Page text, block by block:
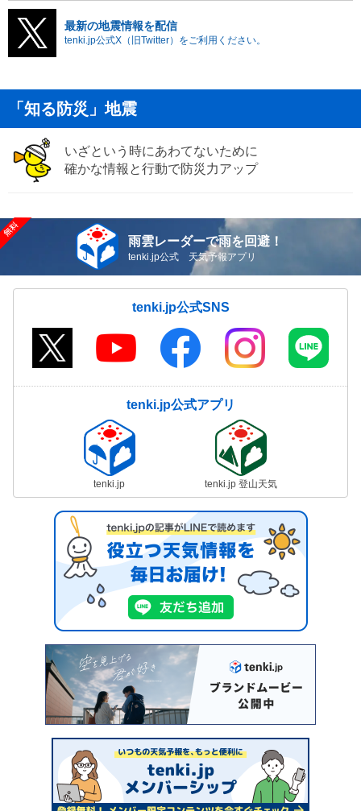
最新の地震情報を配信
tenki.jp公式X（旧Twitter）をご利用ください。
「知る防災」地震
いざという時にあわてないために
確かな情報と行動で防災力アップ
雨雲レーダーで雨を回避！
tenki.jp公式 天気予報アプリ
tenki.jp公式SNS
tenki.jp公式アプリ
tenki.jp tenki.jp 登山天気